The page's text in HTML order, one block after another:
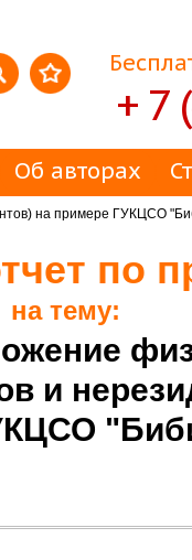
+ 7
Об авторах
на примере ГУКЦСО
по
на тему:
и